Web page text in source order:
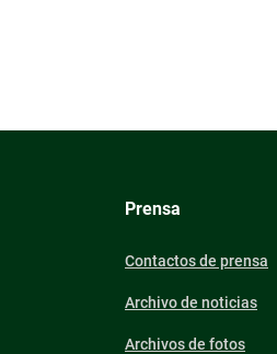
Prensa
Contactos de prensa
Archivo de noticias
Archivos de fotos